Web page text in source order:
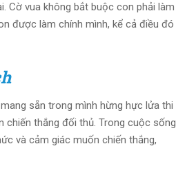
Cờ vua không bắt buộc con phải làm
được làm chính mình, kể cả điều đó
sẵn trong mình hừng hực lửa thi
chiến thắng đối thủ. Trong cuộc sống
và cảm giác muốn chiến thắng,